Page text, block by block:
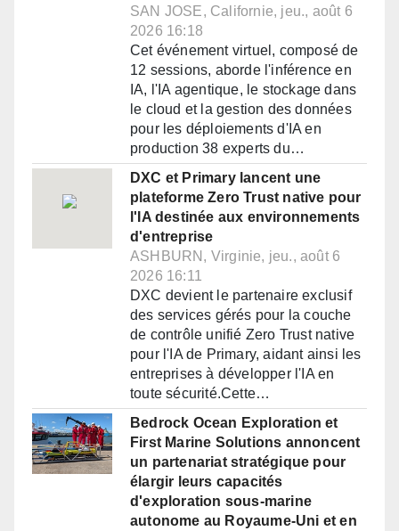
SAN JOSE, Californie, jeu., août 6
2026 16:18
Cet événement virtuel, composé de
12 sessions, aborde l'inférence en
IA, l'IA agentique, le stockage dans
le cloud et la gestion des données
pour les déploiements d'IA en
production 38 experts du…
DXC et Primary lancent une
plateforme Zero Trust native pour
l'IA destinée aux environnements
d'entreprise
ASHBURN, Virginie, jeu., août 6
2026 16:11
DXC devient le partenaire exclusif
des services gérés pour la couche
de contrôle unifié Zero Trust native
pour l'IA de Primary, aidant ainsi les
entreprises à développer l'IA en
toute sécurité.Cette…
Bedrock Ocean Exploration et
First Marine Solutions annoncent
un partenariat stratégique pour
élargir leurs capacités
d'exploration sous-marine
autonome au Royaume-Uni et en